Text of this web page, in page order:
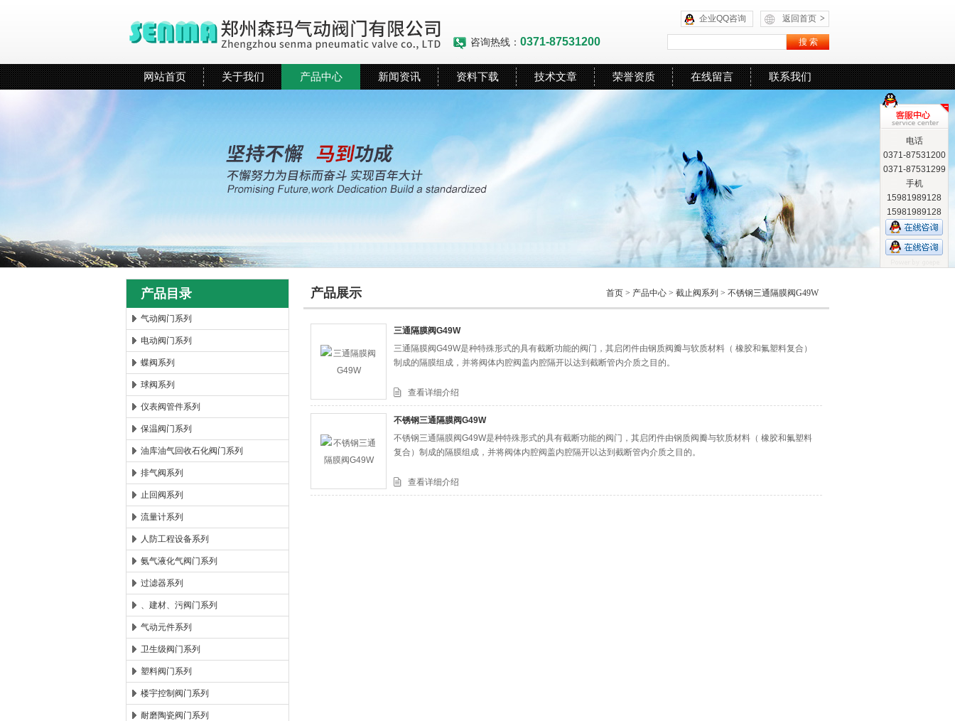
郑州森玛自控阀门有限公司
返回首页 >
企业QQ咨询
咨询热线： 0371-87531200
网站首页 关于我们 产品中心 新闻资讯 资料下载 技术文章 荣誉资质 在线留言 联系我们
产品目录
气动阀门系列
电动阀门系列
蝶阀系列
球阀系列
仪表阀管件系列
保温阀门系列
油库油气回收石化阀门系列
排气阀系列
止回阀系列
流量计系列
人防工程设备系列
氨气液化气阀门系列
过滤器系列
、建材、污阀门系列
气动元件系列
卫生级阀门系列
塑料阀门系列
楼宇控制阀门系列
耐磨陶瓷阀门系列
产品展示 首页 > 产品中心 > 截止阀系列 > 不锈钢三通隔膜阀G49W
三通隔膜阀G49W
三通隔膜阀G49W是种特殊形式的具有截断功能的阀门，其启闭件由钢质阀瓣与软质材料（ 橡胶和氟塑料复合）
制成的隔膜组成，并将阀体内腔阀盖内腔隔开以达到截断管内介质之目的。
查看详细介绍
不锈钢三通隔膜阀G49W
不锈钢三通隔膜阀G49W是种特殊形式的具有截断功能的阀门，其启闭件由钢质阀瓣与软质材料（ 橡胶和氟塑料
复合）制成的隔膜组成，并将阀体内腔阀盖内腔隔开以达到截断管内介质之目的。
查看详细介绍
电话
0371-87531200
0371-87531299
手机
15981989128
15981989128